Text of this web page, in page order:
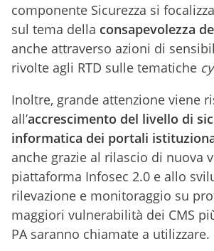
componente Sicurezza si
sul tema della consapevolezza
anche attraverso azioni di
rivolte agli RTD sulle tematiche
Inoltre, grande attenzione viene
all’accrescimento del livello di
informatica dei portali
anche grazie al rilascio di nuova
piattaforma Infosec 2.0 e allo
rilevazione e monitoraggio su
maggiori vulnerabilità dei CMS
PA saranno chiamate a utilizzare.